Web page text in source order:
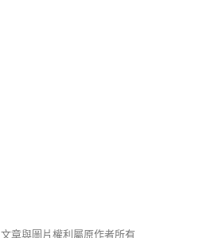
文章與圖片權利屬原作者所有